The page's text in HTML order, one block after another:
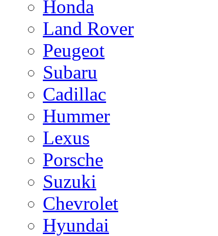
Honda
Land Rover
Peugeot
Subaru
Cadillac
Hummer
Lexus
Porsche
Suzuki
Chevrolet
Hyundai